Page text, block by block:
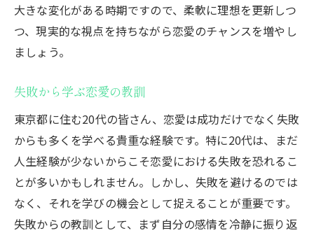
自分を褒める習慣を身につける
健全なフィードバックを受け入れる
20代が陥りやすい恋愛の誤解を解消する
相手が変わることを期待しない
恋愛は常に完璧であるべきではない
一時的な感情に流されない方法
メディアが作り出す幻想に惑わされない
恋愛における妥協の大切さ
大きな変化がある時期ですので、柔軟に理想を更新しつ
つ、現実的な視点を持ちながら恋愛のチャンスを増やし
ましょう。
失敗から学ぶ恋愛の教訓
東京都に住む20代の皆さん、恋愛は成功だけでなく失敗
からも多くを学べる貴重な経験です。特に20代は、まだ
人生経験が少ないからこそ恋愛における失敗を恐れるこ
とが多いかもしれません。しかし、失敗を避けるのでは
なく、それを学びの機会として捉えることが重要です。
失敗からの教訓として、まず自分の感情を冷静に振り返